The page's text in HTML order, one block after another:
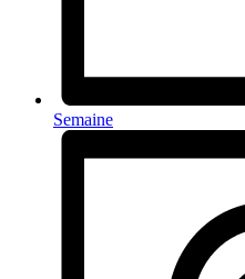
Semaine